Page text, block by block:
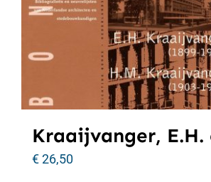
Kraaijvanger, E.H.
€26,50